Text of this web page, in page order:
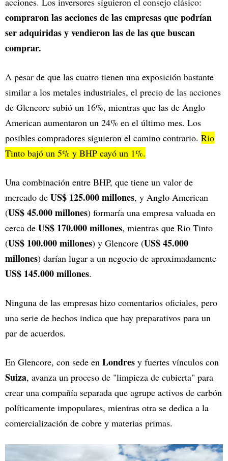
compraron las acciones de las empresas que podrían
ser adquiridas y vendieron las de las que buscan
comprar.
A pesar de que las cuatro tienen una exposición bastante
similar a los metales industriales, el precio de las acciones
de Glencore subió un 16%, mientras que las de Anglo
American aumentaron un 24% en el último mes. Los
posibles compradores siguieron el camino contrario. Rio
Tinto bajó un 5% y BHP cayó un 1%.
Una combinación entre BHP, que tiene un valor de
mercado de US$ 125.000 millones, y Anglo American
(US$ 45.000 millones) formaría una empresa valuada en
cerca de US$ 170.000 millones, mientras que Rio Tinto
(US$ 100.000 millones) y Glencore (US$ 45.000
millones) darían lugar a un negocio de aproximadamente
US$ 145.000 millones.
Ninguna de las empresas hizo comentarios oficiales, pero
una serie de hechos indica que hay preparativos para un
par de acuerdos.
En Glencore, con sede en Londres y fuertes vínculos con
Suiza, avanza un proceso de "limpieza de cubierta" para
crear una compañía separada que agrupe activos de carbón
políticamente impopulares, mientras otra se dedica a la
comercialización de cobre y materias primas.